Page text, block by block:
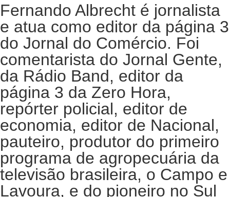
Fernando Albrecht é jornalista
e atua como editor da página 3
do Jornal do Comércio. Foi
comentarista do Jornal Gente,
da Rádio Band, editor da
página 3 da Zero Hora,
repórter policial, editor de
economia, editor de Nacional,
pauteiro, produtor do primeiro
programa de agropecuária da
televisão brasileira, o Campo e
Lavoura, e do pioneiro no Sul